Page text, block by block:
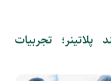
پلاتینر؛ تجربیات